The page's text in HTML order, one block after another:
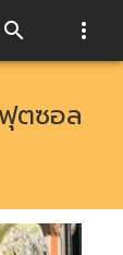
ตซอล